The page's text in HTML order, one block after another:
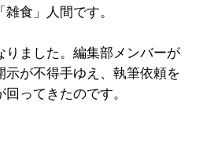
食」人間です。
りました。編集部メンバーが
が不得手ゆえ、執筆依頼を
ってきたのです。